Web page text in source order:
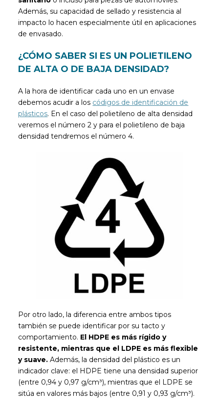
Además, su capacidad de sellado y resistencia al
impacto lo hacen especialmente útil en aplicaciones
de envasado.
¿CÓMO SABER SI ES UN POLIETILENO
DE ALTA O DE BAJA DENSIDAD?
A la hora de identificar cada uno en un envase
debemos acudir a los códigos de identificación de
plásticos. En el caso del polietileno de alta densidad
veremos el número 2 y para el polietileno de baja
densidad tendremos el número 4.
Por otro lado, la diferencia entre ambos tipos
también se puede identificar por su tacto y
comportamiento. El HDPE es más rígido y
resistente, mientras que el LDPE es más flexible
y suave.Además, la densidad del plástico es un
indicador clave: el HDPE tiene una densidad superior
(entre 0,94 y 0,97 g/cm³), mientras que el LDPE se
sitúa en valores más bajos (entre 0,91 y 0,93 g/cm³).